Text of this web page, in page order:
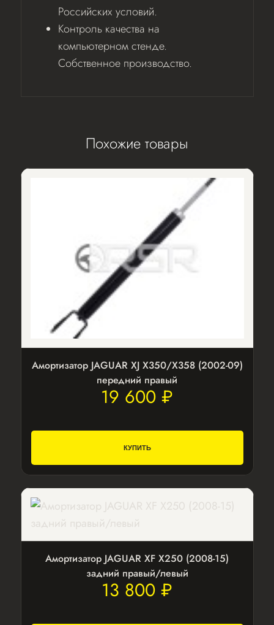
Российских условий.
Контроль качества на
компьютерном стенде.
Собственное производство.
Похожие товары
Амортизатор JAGUAR XJ X350/X358 (2002-09)
передний правый
19 600 ₽
КУПИТЬ
Амортизатор JAGUAR XF X250 (2008-15)
задний правый/левый
13 800 ₽